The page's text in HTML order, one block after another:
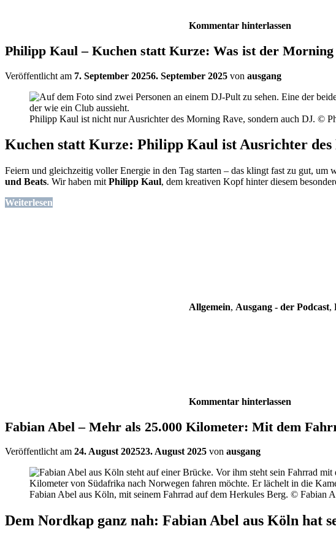
Kommentar hinterlassen
Philipp Kaul – Kuchen statt Kurze: Was ist der Morning
Veröffentlicht am 7. September 20256. September 2025 von ausgang
Philipp Kaul ist nicht nur Ausrichter des Morning Rave, sondern auch DJ. ©
Kuchen statt Kurze: Philipp Kaul ist Ausrichter
Feiern und gleichzeitig voller Energie in den Tag starten – das klingt fast zu gut, um
und Beats. Wir haben mit Philipp Kaul, dem kreativen Kopf hinter diesem
Weiterlesen
Allgemein, Ausgang - der Podcast,
Kommentar hinterlassen
Fabian Abel – Mehr als 25.000 Kilometer: Mit dem
Veröffentlicht am 24. August 202523. August 2025 von ausgang
Fabian Abel aus Köln, mit seinem Fahrrad auf dem Herkules Berg. © Fabian
Dem Nordkap ganz nah: Fabian Abel aus Köln hat